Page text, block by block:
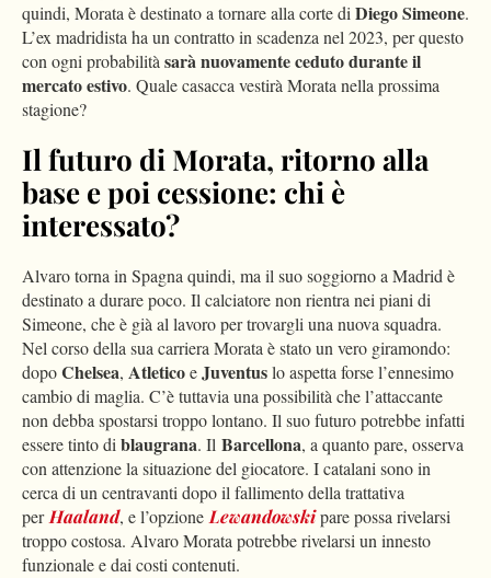
quindi, Morata è destinato a tornare alla corte diDiego Simeone.
L’ex madridista ha un contratto in scadenza nel 2023, per questo
con ogni probabilitàsarà nuovamente ceduto durante il
mercato estivo. Quale casacca vestirà Morata nella prossima
stagione?
Il futuro di Morata, ritorno alla
base e poi cessione: chi è
interessato?
Alvaro torna in Spagna quindi, ma il suo soggiorno a Madrid è
destinato a durare poco. Il calciatore non rientra nei piani di
Simeone, che è già al lavoro per trovargli una nuova squadra.
Nel corso della sua carriera Morata è stato un vero giramondo:
dopoChelsea, AtleticoeJuventuslo aspetta forse l’ennesimo
cambio di maglia. C’è tuttavia una possibilità che l’attaccante
non debba spostarsi troppo lontano. Il suo futuro potrebbe infatti
essere tinto diblaugrana. Il Barcellona, a quanto pare, osserva
con attenzione la situazione del giocatore. I catalani sono in
cerca di un centravanti dopo il fallimento della trattativa
perHaaland, e l’opzioneLewandowskipare possa rivelarsi
troppo costosa. Alvaro Morata potrebbe rivelarsi un innesto
funzionale e dai costi contenuti.